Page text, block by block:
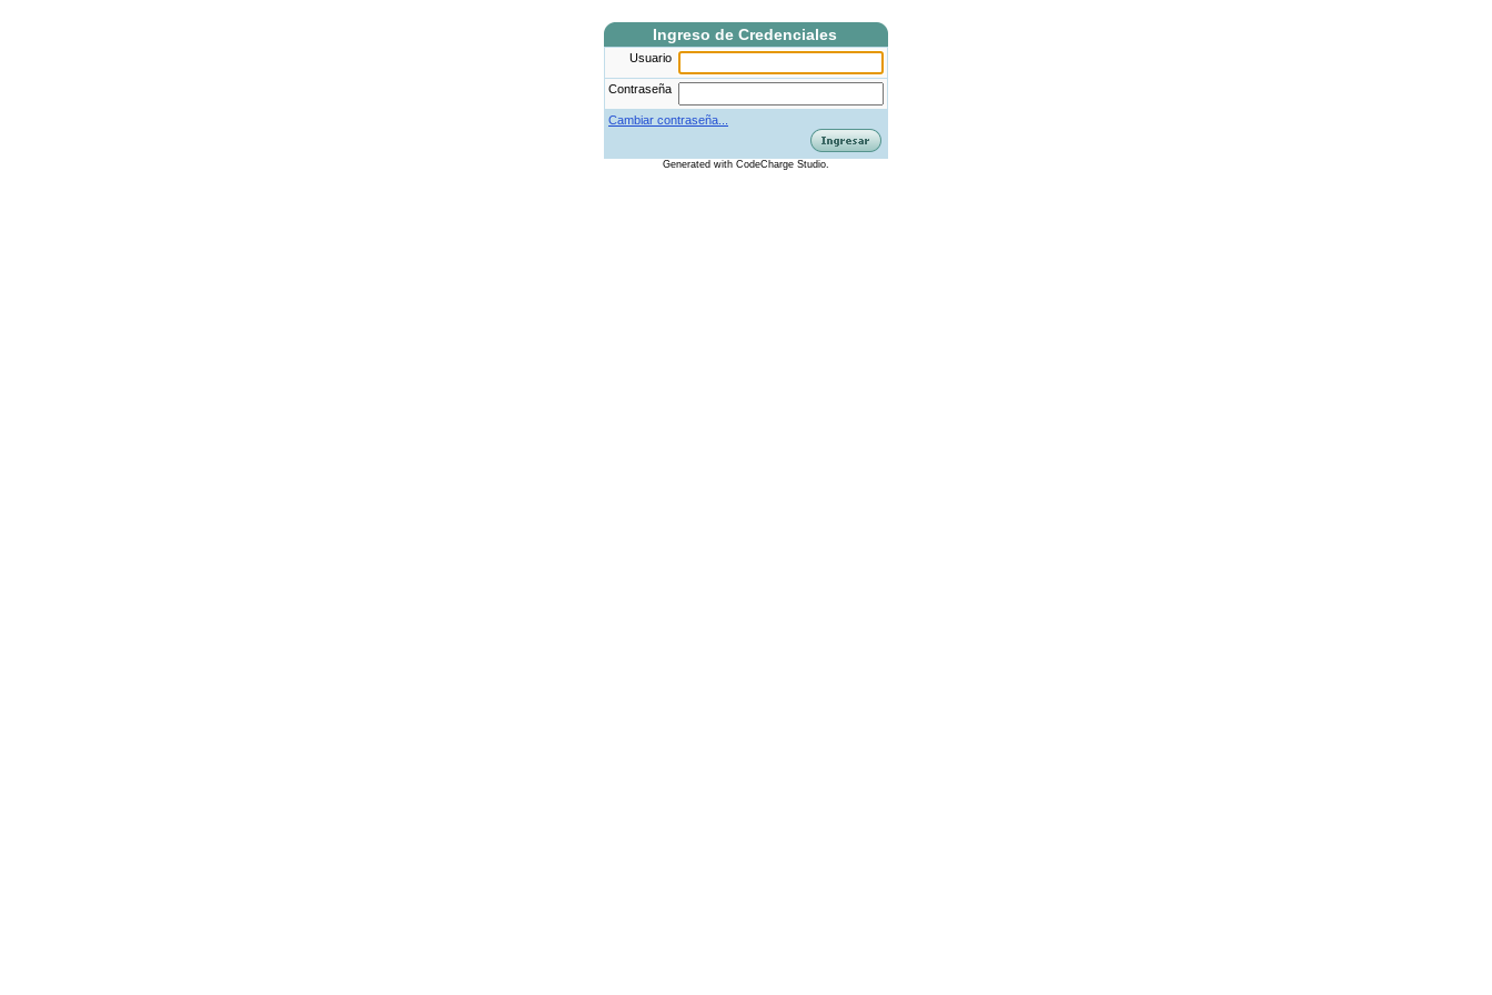
Ingreso de Credenciales
Usuario
Contraseña
Cambiar contraseña...
Generated with CodeCharge Studio.